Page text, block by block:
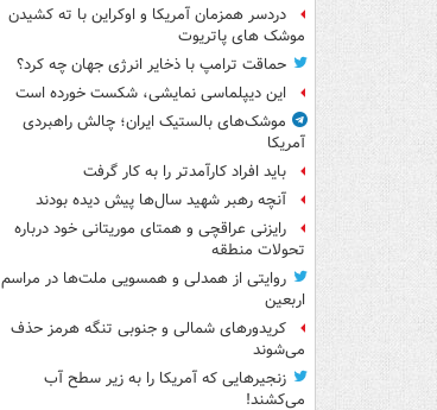
دردسر همزمان آمریکا و اوکراین با ته کشیدن
موشک های پاتریوت
حماقت ترامپ با ذخایر انرژی جهان چه کرد؟
این دیپلماسی نمایشی، شکست خورده است
موشک‌های بالستیک ایران؛ چالش راهبردی
آمریکا
باید افراد کارآمدتر را به کار گرفت
آنچه رهبر شهید سال‌ها پیش دیده بودند
رایزنی عراقچی و همتای موریتانی خود درباره
تحولات منطقه
روایتی از همدلی و همسویی ملت‌ها در مراسم
اربعین
کریدورهای شمالی و جنوبی تنگه هرمز حذف
می‌شوند
زنجیرهایی که آمریکا را به زیر سطح آب
می‌کشند!